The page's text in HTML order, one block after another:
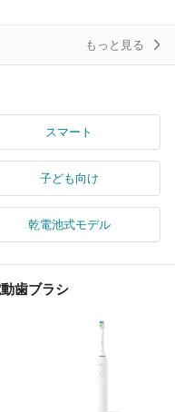
もっと見る
スマート
子ども向け
乾電池式モデル
歯ブラシ